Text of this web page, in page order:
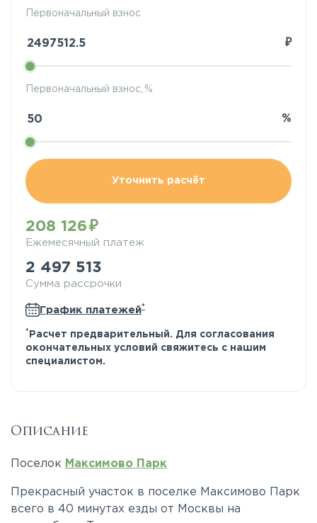
Первоначальный взнос
₽
Первоначальный взнос, %
%
Уточнить расчёт
208 126
Ежемесячный платеж
2 497 513
Сумма рассрочки
График платежей*
* Расчет предварительный. Для согласования
окончательных условий свяжитесь с нашим
специалистом.
Описание
Поселок Максимово Парк
Прекрасный участок в поселке Максимово Парк
всего в 40 минутах езды от Москвы на